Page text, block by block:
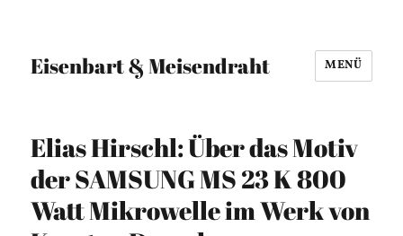
Eisenbart & Meisendraht MENÜ
Elias Hirschl: Über das Motiv
der SAMSUNG MS 23 K 800
Watt Mikrowelle im Werk von